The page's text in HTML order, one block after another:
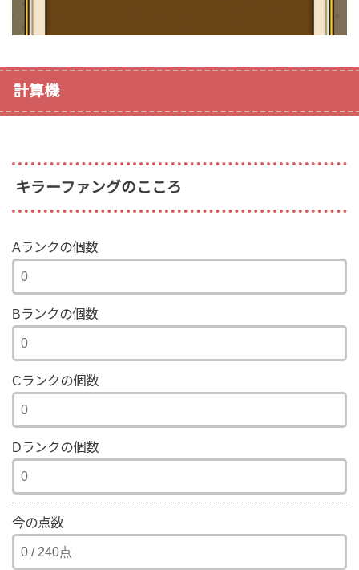
計算機
キラーファングのこころ
Aランクの個数
Bランクの個数
Cランクの個数
Dランクの個数
今の点数